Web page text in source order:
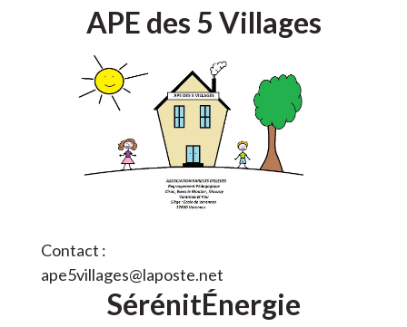
APE des 5 Villages
Contact :
ape5villages@laposte.net
SérénitÉnergie